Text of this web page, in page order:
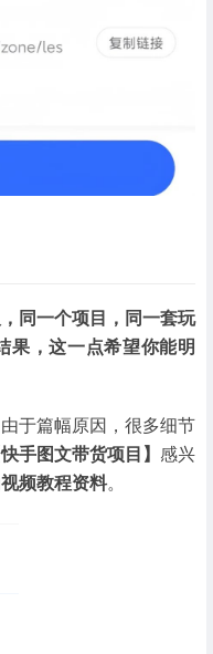
同一个项目，同一套玩
果，这一点希望你能明
于篇幅原因，很多细节
快手图文带货项目】 感兴
视频教程资料。